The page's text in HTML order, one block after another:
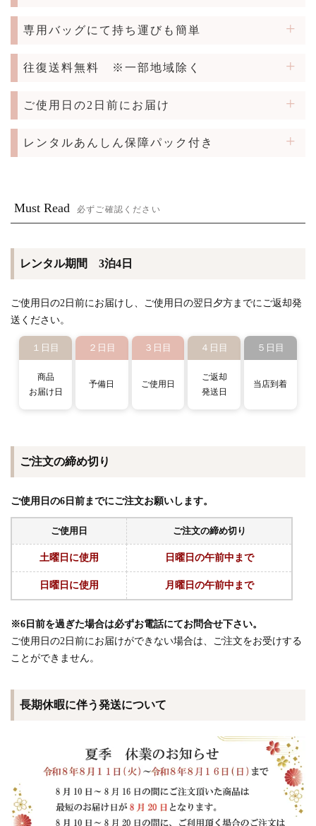
専用バッグにて持ち運びも簡単
往復送料無料 ※一部地域除く
ご使用日の2日前にお届け
レンタルあんしん保障パック付き
Must Read 必ずご確認ください
レンタル期間 3泊4日
ご使用日の2日前にお届けし、ご使用日の翌日夕方までにご返却発
送ください。
１日目
商品
お届け日
２日目
予備日
３日目
ご使用日
４日目
ご返却
発送日
５日目
当店到着
ご注文の締め切り
ご使用日の6日前までにご注文お願いします。
ご使用日 ご注文の締め切り
土曜日に使用 日曜日の午前中まで
日曜日に使用 月曜日の午前中まで
※6日前を過ぎた場合は必ずお電話にてお問合せ下さい。
ご使用日の2日前にお届けができない場合は、ご注文をお受けする
ことができません。
長期休暇に伴う発送について